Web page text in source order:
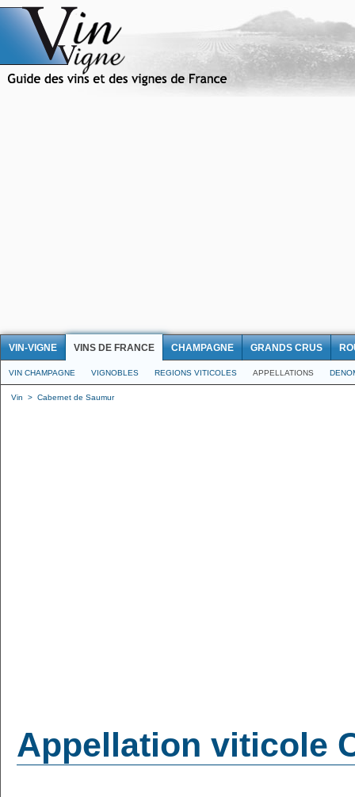
VIN-VIGNE VINS DE FRANCE CHAMPAGNE GRANDS CRUS
VIN CHAMPAGNE VIGNOBLES REGIONS VITICOLES APPELLATIONS
Vin > Cabernet de Saumur
Appellation viticole